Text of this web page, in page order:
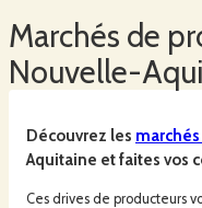
Marchés de
Nouvelle-
Découvrez les marchés
Aquitaine et faites vos
Ces drives de producteurs